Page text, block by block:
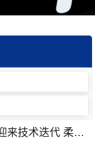
非标配件自动化设备迎来技术迭代 柔性智造方案破解中小制造企业痛点